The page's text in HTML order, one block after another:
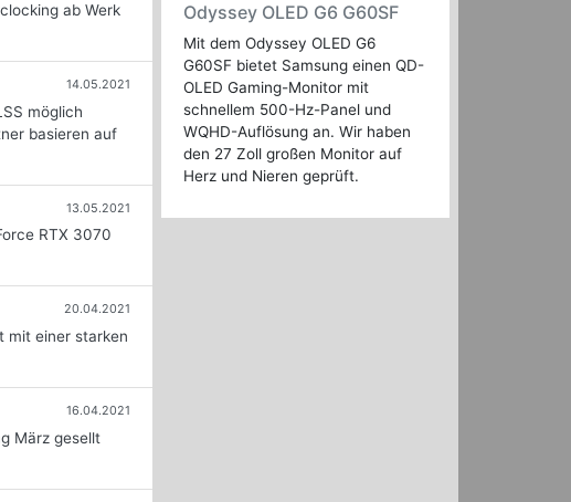
ab Werk
14.05.2021
möglich
basieren auf
13.05.2021
RTX 3070
20.04.2021
mit einer starken
16.04.2021
März gesellt
Odyssey OLED G6 G60SF
Mit dem Odyssey OLED G6
G60SF bietet Samsung einen QD-
OLED Gaming-Monitor mit
schnellem 500-Hz-Panel und
WQHD-Auflösung an. Wir haben
den 27 Zoll großen Monitor auf
Herz und Nieren geprüft.